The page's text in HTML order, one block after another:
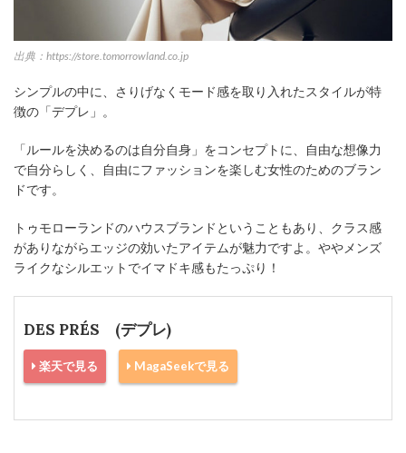
出典：https://store.tomorrowland.co.jp
シンプルの中に、さりげなくモード感を取り入れたスタイルが特
徴の「デプレ」。
「ルールを決めるのは自分自身」をコンセプトに、自由な想像力
で自分らしく、自由にファッションを楽しむ女性のためのブラン
ドです。
トゥモローランドのハウスブランドということもあり、クラス感
がありながらエッジの効いたアイテムが魅力ですよ。ややメンズ
ライクなシルエットでイマドキ感もたっぷり！
DES PRÉS (デプレ)
楽天で見る MagaSeekで見る